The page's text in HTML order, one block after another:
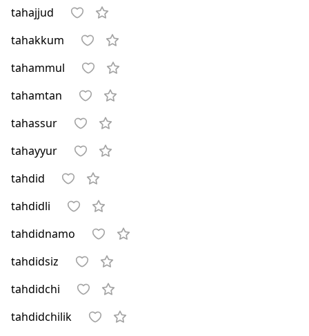
tahajjud
tahakkum
tahammul
tahamtan
tahassur
tahayyur
tahdid
tahdidli
tahdidnamo
tahdidsiz
tahdidchi
tahdidchilik